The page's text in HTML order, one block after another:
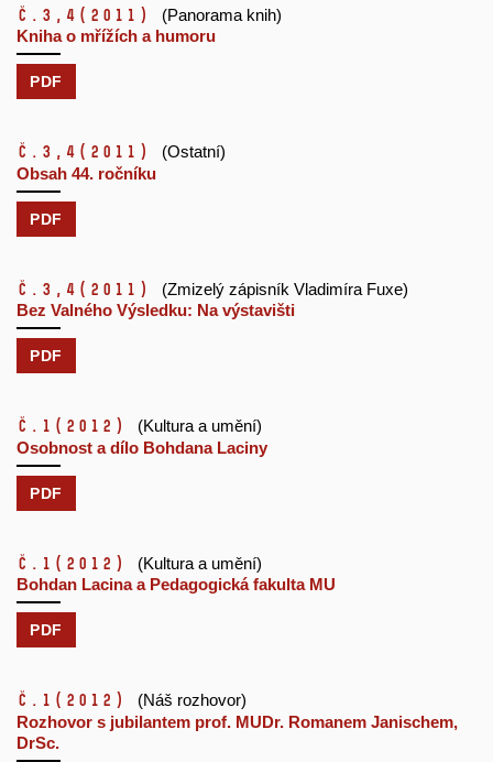
č.3,4 (2011)
(Panorama knih)
Kniha o mřížích a humoru
PDF
č.3,4 (2011)
(Ostatní)
Obsah 44. ročníku
PDF
č.3,4 (2011)
(Zmizelý zápisník Vladimíra Fuxe)
Bez Valného Výsledku: Na výstavišti
PDF
č.1 (2012)
(Kultura a umění)
Osobnost a dílo Bohdana Laciny
PDF
č.1 (2012)
(Kultura a umění)
Bohdan Lacina a Pedagogická fakulta MU
PDF
č.1 (2012)
(Náš rozhovor)
Rozhovor s jubilantem prof. MUDr. Romanem Janischem,
DrSc.